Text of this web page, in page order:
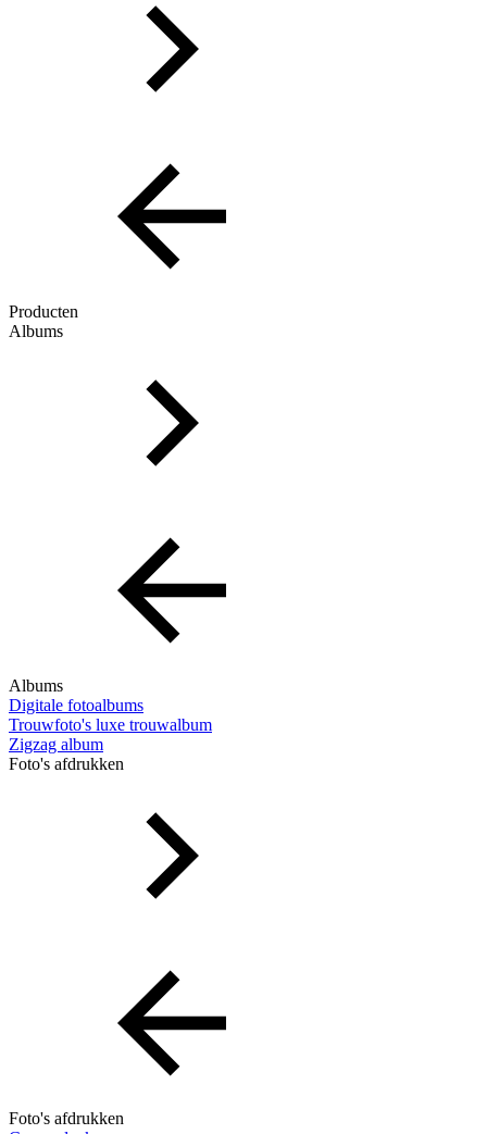
Producten
Albums
Albums
Digitale fotoalbums
Trouwfoto's luxe trouwalbum
Zigzag album
Foto's afdrukken
Foto's afdrukken